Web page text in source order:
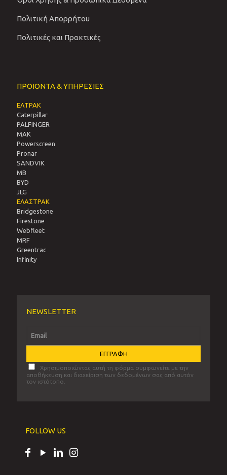
Πολιτική Απορρήτου
Πολιτικές και Πρακτικές
ΠΡΟΙΟΝΤΑ & ΥΠΗΡΕΣΙΕΣ
ΕΛΤΡΑΚ
Caterpillar
PALFINGER
MAK
Powerscreen
Pronar
SANDVIΚ
MB
BYD
JLG
ΕΛΑΣΤΡΑΚ
Bridgestone
Firestone
Webfleet
MRF
Greentrac
Infinity
NEWSLETTER
Χρησιμοποιώντας αυτή τη φόρμα συμφωνείτε με την
αποθήκευση και διαχείριση των δεδομένων σας από αυτόν
τον ιστότοπο.
FOLLOW US